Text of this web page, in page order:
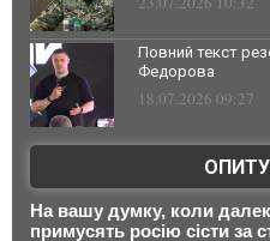
Повний текст
Федорова
18.07.2026 09:27
На вашу думку, коли
примусять росію сісти за